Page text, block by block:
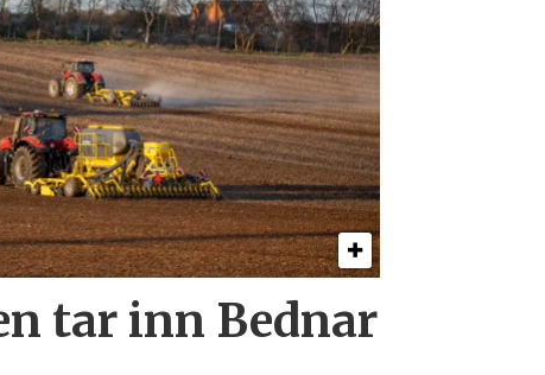
tar inn Bednar